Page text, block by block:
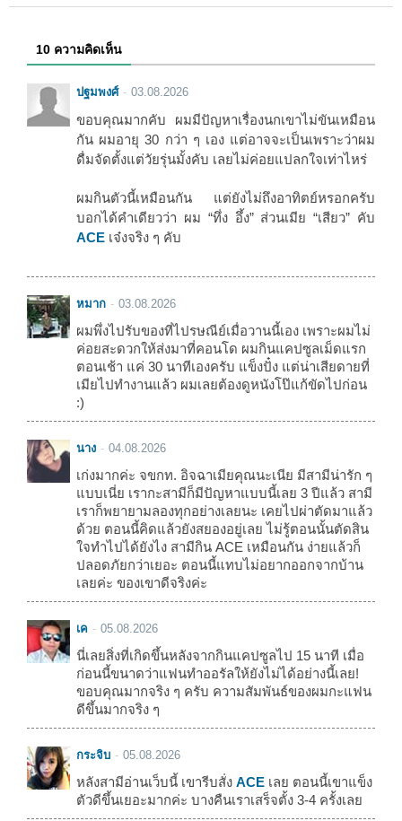
10 ความคิดเห็น
ปฐมพงศ์ 03.08.2026
ขอบคุณมากคับ ผมมีปัญหาเรื่องนกเขาไม่ขันเหมือน
กัน ผมอายุ 30 กว่า ๆ เอง แต่อาจจะเป็นเพราะว่าผม
ดื่มจัดตั้งแต่วัยรุ่นมั้งคับ เลยไม่ค่อยแปลกใจเท่าไหร่
ผมกินตัวนี้เหมือนกัน แต่ยังไม่ถึงอาทิตย์หรอกครับ
บอกได้คำเดียวว่า ผม “ทึ่ง อึ้ง” ส่วนเมีย “เสียว” คับ
ACE เจ๋งจริง ๆ คับ
หมาก 03.08.2026
ผมพึ่งไปรับของที่ไปรษณีย์เมื่อวานนี้เอง เพราะผมไม่
ค่อยสะดวกให้ส่งมาที่คอนโด ผมกินแคปซูลเม็ดแรก
ตอนเช้า แค่ 30 นาทีเองครับ แข็งปั๋ง แต่น่าเสียดายที่
เมียไปทำงานแล้ว ผมเลยต้องดูหนังโป๊แก้ขัดไปก่อน
:)
นาง 04.08.2026
เก่งมากค่ะ จขกท. อิจฉาเมียคุณนะเนีย มีสามีน่ารัก ๆ
แบบเนี่ย เรากะสามีก็มีปัญหาแบบนี้เลย 3 ปีแล้ว สามี
เราก็พยายามลองทุกอย่างเลยนะ เคยไปผ่าตัดมาแล้ว
ด้วย ตอนนี้คิดแล้วยังสยองอยู่เลย ไม่รู้ตอนนั้นตัดสิน
ใจทำไปได้ยังไง สามีกิน ACE เหมือนกัน ง่ายแล้วก็
ปลอดภัยกว่าเยอะ ตอนนี้แทบไม่อยากออกจากบ้าน
เลยค่ะ ของเขาดีจริงค่ะ
เค 05.08.2026
นี่เลยสิ่งที่เกิดขึ้นหลังจากกินแคปซูลไป 15 นาที เมื่อ
ก่อนนี้ขนาดว่าแฟนทำออรัลให้ยังไม่ได้อย่างนี้เลย!
ขอบคุณมากจริง ๆ ครับ ความสัมพันธ์ของผมกะแฟน
ดีขึ้นมากจริง ๆ
กระจิบ 05.08.2026
หลังสามีอ่านเว็บนี้ เขารีบสั่ง ACE เลย ตอนนี้เขาแข็ง
ตัวดีขึ้นเยอะมากค่ะ บางคืนเราเสร็จตั้ง 3-4 ครั้งเลย